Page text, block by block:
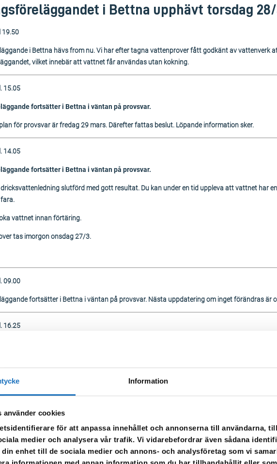
Information
använder cookies
för att anpassa innehållet och annonserna till användarna,
medier och analysera vår trafik. Vi vidarebefordrar även sådana
enhet till de sociala medier och annons- och analysföretag som vi
i Bettna upphävt torsdag 28/
19.50
i Bettna hävs from nu. Vi har efter tagna vattenprover fått godkänt av vattenverk
vilket innebär att vattnet får användas utan kokning.
15.05
fortsätter i Bettna i väntan på provsvar.
för provsvar är fredag 29 mars. Därefter fattas beslut. Löpande information sker.
14.05
fortsätter i Bettna i väntan på provsvar.
slutförd med gott resultat. Du kan under en tid uppleva att vattnet har
vattnet innan förtäring.
tas imorgon onsdag 27/3.
09.00
fortsätter i Bettna i väntan på provsvar. Nästa uppdatering om inget förändras är
16.25
08.45
12.30
att koka dricksvatten för boende i Bettna
att du behöver koka vattnet innan förtäring är att vi vid en rutinkontroll har upptäckt risk för